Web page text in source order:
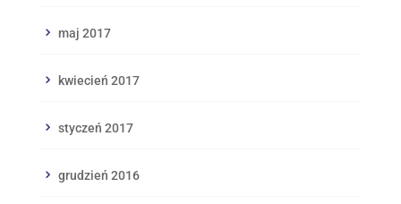
maj 2017
kwiecień 2017
styczeń 2017
grudzień 2016